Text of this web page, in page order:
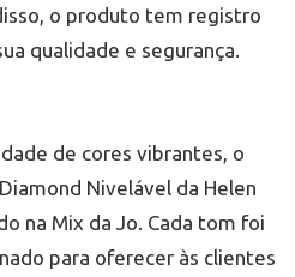
o produto tem registro
qualidade e segurança.
de cores vibrantes, o
Nivelável da Helen
na Mix da Jo. Cada tom foi
para oferecer às clientes